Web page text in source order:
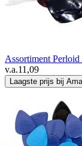
Assortiment
v.a.11,09
Laagste prijs bij